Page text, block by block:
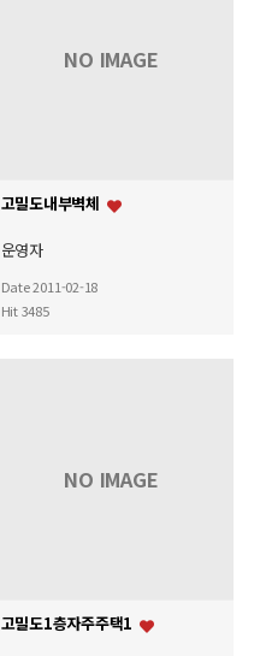
NO IMAGE
고밀도내부벽체
운영자
Date 2011-02-18
Hit 3485
NO IMAGE
고밀도1층자주주택1